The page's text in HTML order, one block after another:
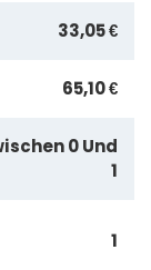
33,05 €
65,10 €
0 Und
1
1